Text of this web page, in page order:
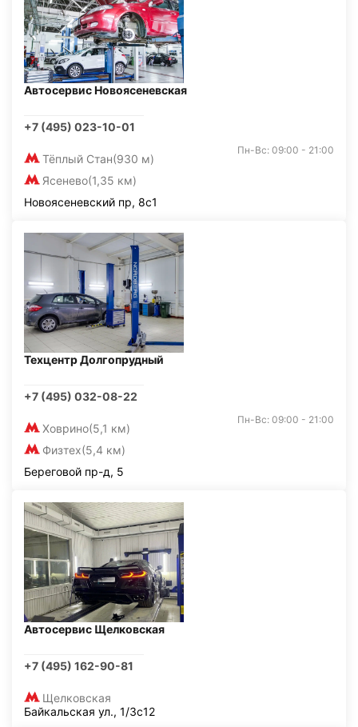
Автосервис Новоясеневская
+7 (495) 023-10-01
Тёплый Стан(930 м)
Ясенево(1,35 км)
Пн-Вс: 09:00 - 21:00
Новоясеневский пр, 8с1
Техцентр Долгопрудный
+7 (495) 032-08-22
Ховрино(5,1 км)
Физтех(5,4 км)
Пн-Вс: 09:00 - 21:00
Береговой пр-д, 5
Автосервис Щелковская
+7 (495) 162-90-81
Щелковская
Байкальская ул., 1/3с12